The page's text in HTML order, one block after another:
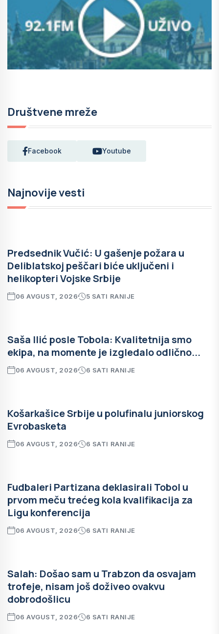
Društvene mreže
Facebook Youtube
Najnovije vesti
Predsednik Vučić: U gašenje požara u
Deliblatskoj peščari biće uključeni i
helikopteri Vojske Srbije
06 AVGUST, 2026 5 SATI RANIJE
Saša Ilić posle Tobola: Kvalitetnija smo
ekipa, na momente je izgledalo odlično...
06 AVGUST, 2026 6 SATI RANIJE
Košarkašice Srbije u polufinalu juniorskog
Evrobasketa
06 AVGUST, 2026 6 SATI RANIJE
Fudbaleri Partizana deklasirali Tobol u
prvom meču trećeg kola kvalifikacija za
Ligu konferencija
06 AVGUST, 2026 6 SATI RANIJE
Salah: Došao sam u Trabzon da osvajam
trofeje, nisam još doživeo ovakvu
dobrodošlicu
06 AVGUST, 2026 6 SATI RANIJE